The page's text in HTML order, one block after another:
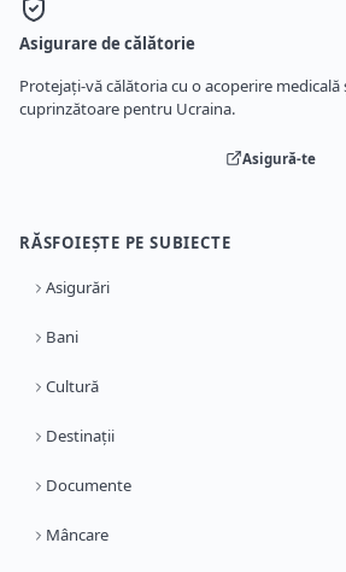
Asigurare de călătorie
Protejați-vă călătoria cu o acoperire medicală
cuprinzătoare pentru Ucraina.
Asigură-te
RĂSFOIEȘTE PE SUBIECTE
Asigurări
Bani
Cultură
Destinații
Documente
Mâncare